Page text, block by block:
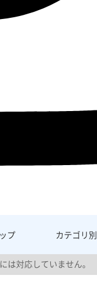
プ カテゴリ別
は対応していません。